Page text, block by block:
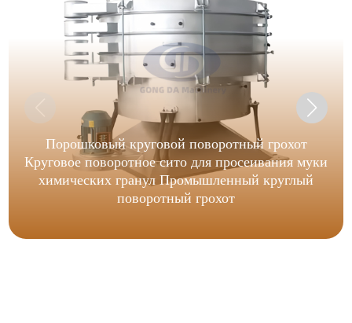
Порошковый круговой поворотный грохот
Круговое поворотное сито для просеивания муки
химических гранул Промышленный круглый
поворотный грохот